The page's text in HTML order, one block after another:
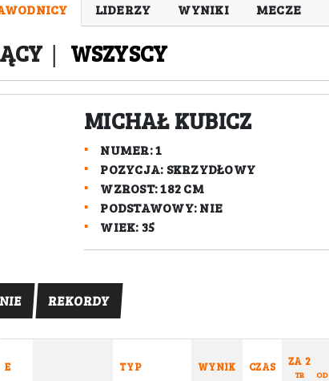
LIDERZY WYNIKI MECZE
| WSZYSCY
MICHAŁ KUBICZ
NUMER: 1
POZYCJA: SKRZYDŁOWY
WZROST: 182 CM
PODSTAWOWY: NIE
WIEK: 35
REKORDY
E TYP WYNIK CZAS ZA 2
TR OD